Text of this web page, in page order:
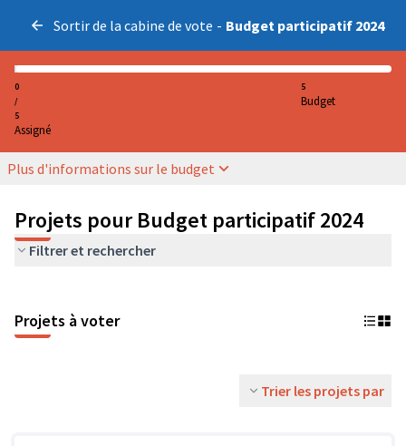
Sortir de la cabine de vote - Budget participatif 2024
0
/
5
Assigné
5
Budget
Plus d'informations sur le budget
Projets pour Budget participatif 2024
Filtrer et rechercher
Projets à voter
Trier les projets par